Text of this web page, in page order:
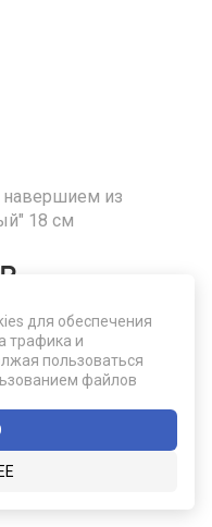
навершием из
18 см
для обеспечения
трафика и
пользоваться
файлов